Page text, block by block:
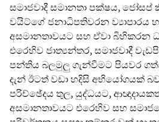
සමාජවාදී සමානතා පක්ෂය,
වයිට්ගේ ජනාධිපතිවරන ව්‍යාපාරය
අසමානතාවයට සහ ඒවා බිහිකරන
එරෙහිව ජාත්‍යන්තර, සමාජවාදී
පන්තිය බලමුලු ගැන්වීමට පියවර
දැන් ඊටත් වඩා හදිසි අභියෝගයක්
පරිච්ඡේදය තුල, යුද්ධයට,
අසමානතාවයට එරෙහිව සහ